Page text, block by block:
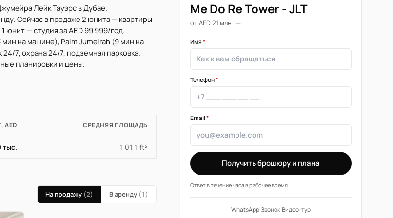
Лейк Тауэрс в Дубае.
Сейчас в продаже 2 юнита — квартиры
юнит — студия за AED 99 999/год.
на машине), Palm Jumeirah (9 мин на
7, охрана 24/7, подземная парковка.
планировки и цены.
AED СРЕДНЯЯ ПЛОЩАДЬ
тыс. 1 011 ft²
На продажу (2) В аренду (1)
Me Do Re Tower - JLT
от AED 2,1 млн · —
Имя*
Телефон*
Email*
Получить брошюру и плана
Ответ в течение часа в рабочее время.
WhatsApp·Звонок·Видео-тур